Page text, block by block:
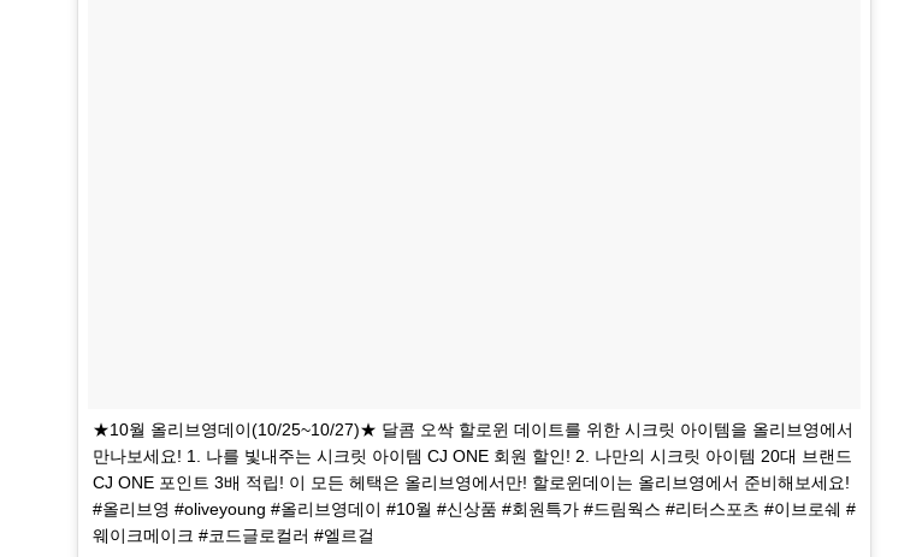
★10월 올리브영데이(10/25~10/27)★ 달콤 오싹 할로윈 데이트를 위한 시크릿 아이템을 올리브영에서
만나보세요! 1. 나를 빛내주는 시크릿 아이템 CJ ONE 회원 할인! 2. 나만의 시크릿 아이템 20대 브랜드
CJ ONE 포인트 3배 적립! 이 모든 헤택은 올리브영에서만! 할로윈데이는 올리브영에서 준비해보세요!
#올리브영 #oliveyoung #올리브영데이 #10월 #신상품 #회원특가 #드림웍스 #리터스포츠 #이브로쉐 #
웨이크메이크 #코드글로컬러 #엘르걸